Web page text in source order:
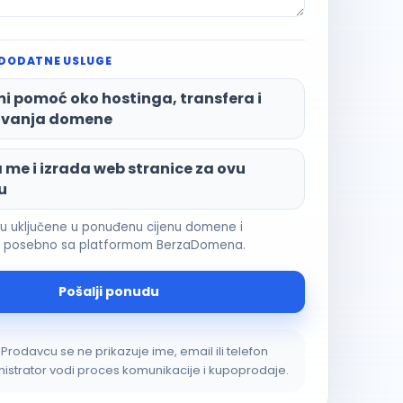
USLUGE
pomoć oko hostinga, transfera i
domene
i izrada web stranice za ovu
uključene u ponuđenu cijenu domene i
sa platformom BerzaDomena.
Pošalji ponudu
se ne prikazuje ime, email ili telefon
vodi proces komunikacije i kupoprodaje.